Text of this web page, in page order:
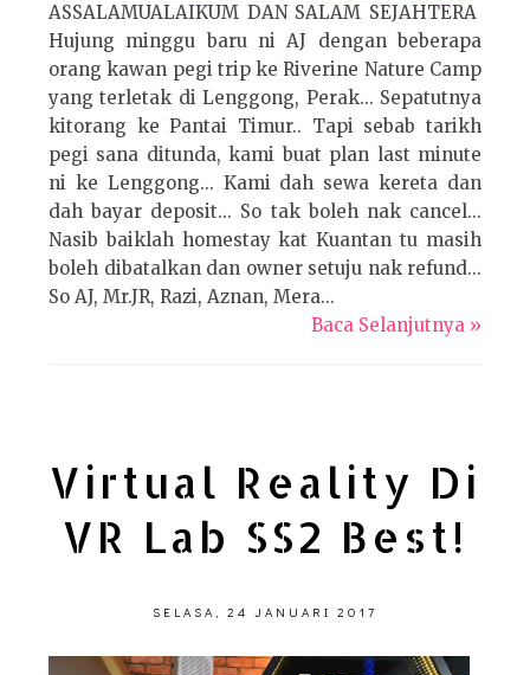
ASSALAMUALAIKUM DAN SALAM SEJAHTERA
Hujung minggu baru ni AJ dengan beberapa
orang kawan pegi trip ke Riverine Nature Camp
yang terletak di Lenggong, Perak... Sepatutnya
kitorang ke Pantai Timur.. Tapi sebab tarikh
pegi sana ditunda, kami buat plan last minute
ni ke Lenggong... Kami dah sewa kereta dan
dah bayar deposit... So tak boleh nak cancel...
Nasib baiklah homestay kat Kuantan tu masih
boleh dibatalkan dan owner setuju nak refund...
So AJ, Mr.JR, Razi, Aznan, Mera...
Baca Selanjutnya »
Virtual Reality Di
VR Lab SS2 Best!
SELASA, 24 JANUARI 2017